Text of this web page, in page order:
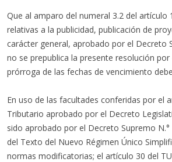
Que al amparo del numeral 3.2 del
relativas a la publicidad, publicación de
carácter general, aprobado por el Decreto
no se prepublica la presente resolución
prórroga de las fechas de vencimiento
En uso de las facultades conferidas por el
Tributario aprobado por el Decreto
sido aprobado por el Decreto Supremo
del Texto del Nuevo Régimen Único
normas modificatorias; el artículo 30 del